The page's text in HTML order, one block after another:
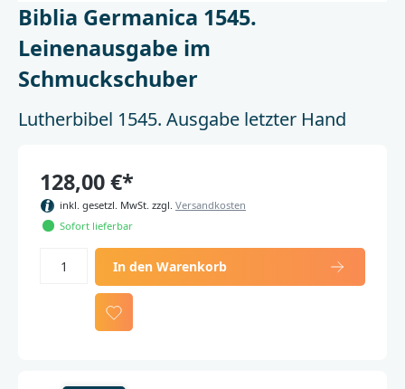
Biblia Germanica 1545.
Leinenausgabe im
Schmuckschuber
Lutherbibel 1545. Ausgabe letzter Hand
128,00 €*
inkl. gesetzl. MwSt. zzgl. Versandkosten
Sofort lieferbar
In den Warenkorb